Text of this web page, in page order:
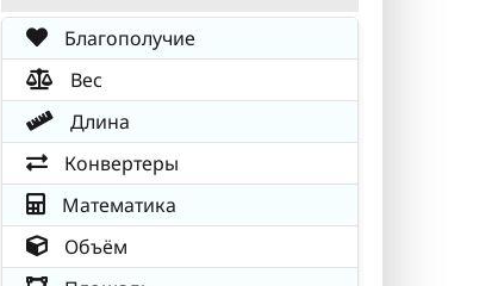
Благополучие
Вес
Длина
Конвертеры
Математика
Объём